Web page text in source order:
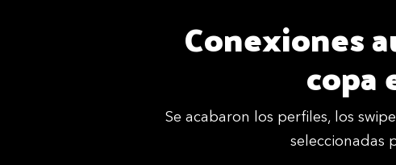
Conexiones
copa
Se acabaron los perfiles, los
seleccionadas